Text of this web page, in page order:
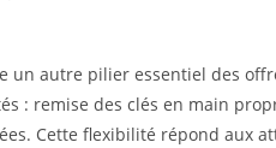
un autre pilier essentiel des
: remise des clés en main
Cette flexibilité répond aux